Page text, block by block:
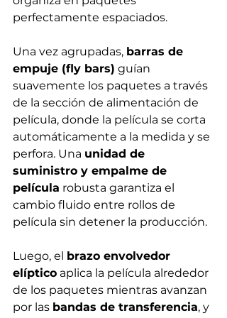
perfectamente espaciados.
Una vez agrupadas, barras de
empuje (fly bars) guían
suavemente los paquetes a través
de la sección de alimentación de
película, donde la película se corta
automáticamente a la medida y se
perfora. Una unidad de
suministro y empalme de
película robusta garantiza el
cambio fluido entre rollos de
película sin detener la producción.
Luego, el brazo envolvedor
elíptico aplica la película alrededor
de los paquetes mientras avanzan
por las bandas de transferencia, y